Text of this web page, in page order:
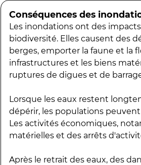
Conséquences des
Les inondations ont des
biodiversité. Elles causent des
berges, emporter la faune et la
infrastructures et les biens
ruptures de digues et de
Lorsque les eaux restent
dépérir, les populations
Les activités économiques,
matérielles et des arrêts
Après le retrait des eaux, des